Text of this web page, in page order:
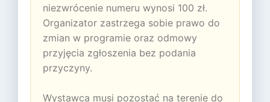
niezwrócenie numeru wynosi 100 zł.
Organizator zastrzega sobie prawo do
zmian w programie oraz odmowy
przyjęcia zgłoszenia bez podania
przyczyny.
Wystawca musi pozostać na terenie do